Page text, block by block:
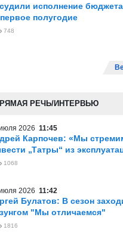
исполнение
полугодие
748
РЕЧЬ/ИНТЕРВЬЮ
2026 11:45
Карпочев: «Мы
„Татры“ из
1068
2026 11:42
Булатов: В сезон
"Мы отличаемся"
1816